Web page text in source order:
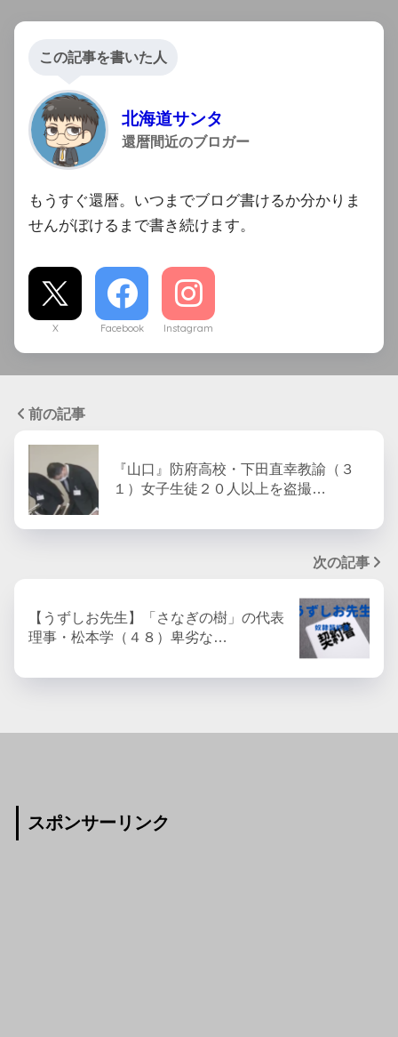
この記事を書いた人
北海道サンタ
還暦間近のブロガー
もうすぐ還暦。いつまでブログ書けるか分かりま
せんがぼけるまで書き続けます。
X Facebook Instagram
前の記事
『山口』防府高校・下田直幸教諭（３
１）女子生徒２０人以上を盗撮…
次の記事
【うずしお先生】「さなぎの樹」の代表
理事・松本学（４８）卑劣な…
スポンサーリンク